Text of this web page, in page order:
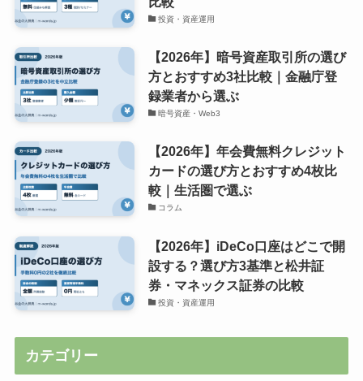
投資・資産運用
【2026年】暗号資産取引所の選び
方とおすすめ3社比較｜金融庁登
録業者から選ぶ
暗号資産・Web3
【2026年】年会費無料クレジット
カードの選び方とおすすめ4枚比
較｜生活圏で選ぶ
コラム
【2026年】iDeCo口座はどこで開
設する？選び方3基準と松井証
券・マネックス証券の比較
投資・資産運用
カテゴリー